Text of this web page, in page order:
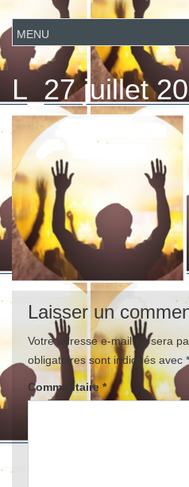
L_27 juillet
Laisser un
Votre adresse e-mail ne sera
obligatoires sont indiqués avec *
Commentaire *